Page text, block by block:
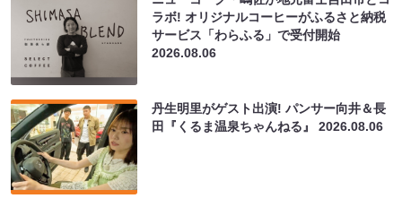
ラボ! オリジナルコーヒーがふるさと納税
サービス「わらふる」で受付開始
2026.08.06
丹生明里がゲスト出演! パンサー向井＆長
田『くるま温泉ちゃんねる』2026.08.06